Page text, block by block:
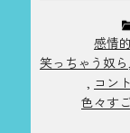
感情
笑っちゃう奴ら,
, コン
色々す